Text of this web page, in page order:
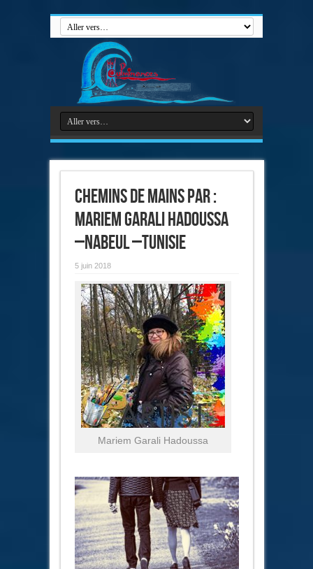
Chemins de mains par :
Mariem Garali Hadoussa
–Nabeul –Tunisie
5 juin 2018
Mariem Garali Hadoussa